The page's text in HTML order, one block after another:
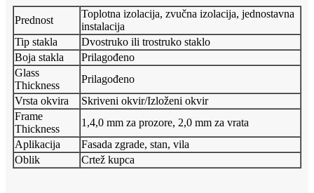
Prednost
Toplotna izolacija, zvučna izolacija, jednostavna
instalacija
Tip stakla
Dvostruko ili trostruko staklo
Boja stakla
Prilagođeno
Glass
Thickness
Prilagođeno
Vrsta okvira
Skriveni okvir/Izloženi okvir
Frame
Thickness
1,4,0 ​​mm za prozore, 2,0 mm za vrata
Aplikacija
Fasada zgrade, stan, vila
Oblik
Crtež kupca